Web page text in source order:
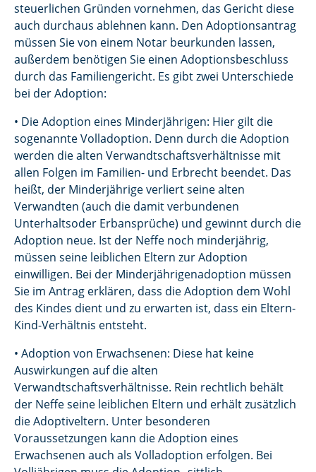
steuerlichen Gründen vornehmen, das Gericht diese
auch durchaus ablehnen kann. Den Adoptionsantrag
müssen Sie von einem Notar beurkunden lassen,
außerdem benötigen Sie einen Adoptionsbeschluss
durch das Familiengericht. Es gibt zwei Unterschiede
bei der Adoption:
• Die Adoption eines Minderjährigen: Hier gilt die
sogenannte Volladoption. Denn durch die Adoption
werden die alten Verwandtschaftsverhältnisse mit
allen Folgen im Familien- und Erbrecht beendet. Das
heißt, der Minderjährige verliert seine alten
Verwandten (auch die damit verbundenen
Unterhaltsoder Erbansprüche) und gewinnt durch die
Adoption neue. Ist der Neffe noch minderjährig,
müssen seine leiblichen Eltern zur Adoption
einwilligen. Bei der Minderjährigenadoption müssen
Sie im Antrag erklären, dass die Adoption dem Wohl
des Kindes dient und zu erwarten ist, dass ein Eltern-
Kind-Verhältnis entsteht.
• Adoption von Erwachsenen: Diese hat keine
Auswirkungen auf die alten
Verwandtschaftsverhältnisse. Rein rechtlich behält
der Neffe seine leiblichen Eltern und erhält zusätzlich
die Adoptiveltern. Unter besonderen
Voraussetzungen kann die Adoption eines
Erwachsenen auch als Volladoption erfolgen. Bei